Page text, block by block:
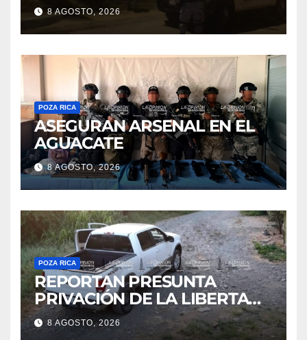
ASEGURAN ARSENAL EN EL
AGUACATE
8 AGOSTO, 2026
POZA RICA
REPORTAN PRESUNTA
PRIVACIÓN DE LA LIBERTAD
DE DOS HOMBRES EN CERRO
AZUL; HORAS DESPUÉS
HABRÍAN SIDO LIBERADOS
8 AGOSTO, 2026